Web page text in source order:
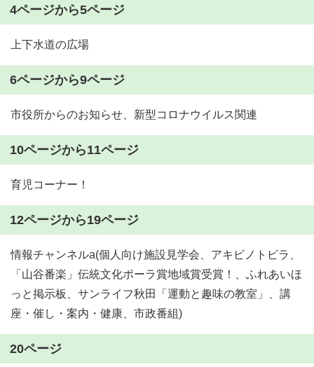
4ページから5ページ
上下水道の広場
6ページから9ページ
市役所からのお知らせ、新型コロナウイルス関連
10ページから11ページ
育児コーナー！
12ページから19ページ
情報チャンネルa(個人向け施設見学会、アキビノトビラ、
「山谷番楽」伝統文化ポーラ賞地域賞受賞！、ふれあいほ
っと掲示板、サンライフ秋田「運動と趣味の教室」、講
座・催し・案内・健康、市政番組)
20ページ